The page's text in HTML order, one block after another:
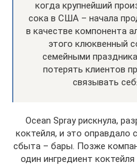
когда крупнейший
сока в США – начала
в качестве компонента
этого клюквенный
семейными
потерять клиентов
связывать
Ocean Spray рискнула,
коктейля, и это оправдало
сбыта – бары. Позже
один ингредиент